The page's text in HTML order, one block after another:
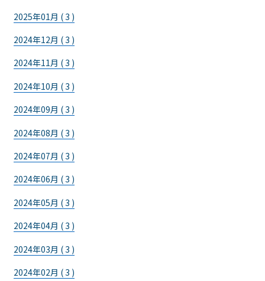
2025年01月 ( 3 )
2024年12月 ( 3 )
2024年11月 ( 3 )
2024年10月 ( 3 )
2024年09月 ( 3 )
2024年08月 ( 3 )
2024年07月 ( 3 )
2024年06月 ( 3 )
2024年05月 ( 3 )
2024年04月 ( 3 )
2024年03月 ( 3 )
2024年02月 ( 3 )